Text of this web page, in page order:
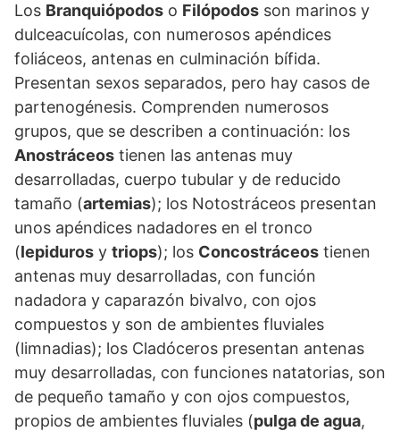
Los Branquiópodos o Filópodos son marinos y
dulceacuícolas, con numerosos apéndices
foliáceos, antenas en culminación bífida.
Presentan sexos separados, pero hay casos de
partenogénesis. Comprenden numerosos
grupos, que se describen a continuación: los
Anostráceos tienen las antenas muy
desarrolladas, cuerpo tubular y de reducido
tamaño (artemias); los Notostráceos presentan
unos apéndices nadadores en el tronco
(lepiduros y triops); los Concostráceos tienen
antenas muy desarrolladas, con función
nadadora y caparazón bivalvo, con ojos
compuestos y son de ambientes fluviales
(limnadias); los Cladóceros presentan antenas
muy desarrolladas, con funciones natatorias, son
de pequeño tamaño y con ojos compuestos,
propios de ambientes fluviales (pulga de agua,